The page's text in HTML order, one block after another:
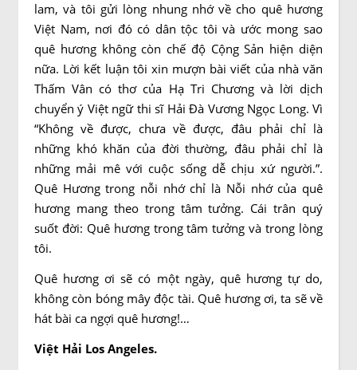
lam, và tôi gửi lòng nhung nhớ về cho quê hương
Việt Nam, nơi đó có dân tộc tôi và ước mong sao
quê hương không còn chế độ Cộng Sản hiện diện
nữa. Lời kết luận tôi xin mượn bài viết của nhà văn
Thấm Vân có thơ của Hạ Tri Chương và lời dịch
chuyển ý Việt ngữ thi sĩ Hải Đà Vương Ngọc Long. Vì
“Không về được, chưa về được, đâu phải chỉ là
những khó khăn của đời thường, đâu phải chỉ là
những mải mê với cuộc sống dễ chịu xứ người.”.
Quê Hương trong nỗi nhớ chỉ là Nỗi nhớ của quê
hương mang theo trong tâm tưởng. Cái trân quý
suốt đời: Quê hương trong tâm tưởng và trong lòng
tôi.
Quê hương ơi sẽ có một ngày, quê hương tự do,
không còn bóng mây độc tài. Quê hương ơi, ta sẽ về
hát bài ca ngợi quê hương!…
Việt Hải Los Angeles.